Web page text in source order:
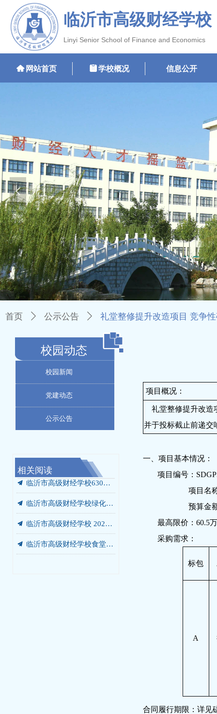
临沂市高级财经学校
Linyi Senior School of Finance and Economics
넳
낀 网站首页 뀳 学校概况 信息公开
首页 ꄲ 公示公告 ꄲ 礼堂整修提升改造项目 竞争
项目概况：
礼堂整修提升改造
并于投标截止前递交
一、项目基本情况：
项目编号：
项目名
预算金
最高限价：60.5
采购需求：
标包
A
合同履行期限： 详见
校园新闻
党建动态
公示公告
校园动态
相关阅读
끔
끔
끔 临沂市高级财经学校630箱变箱壳及内部部件更换项目 成交结果公告
끔
끔
끔
끔
끔
끔
끔
끔
끔
끔
끔
끔
끔
끔
끔
끔